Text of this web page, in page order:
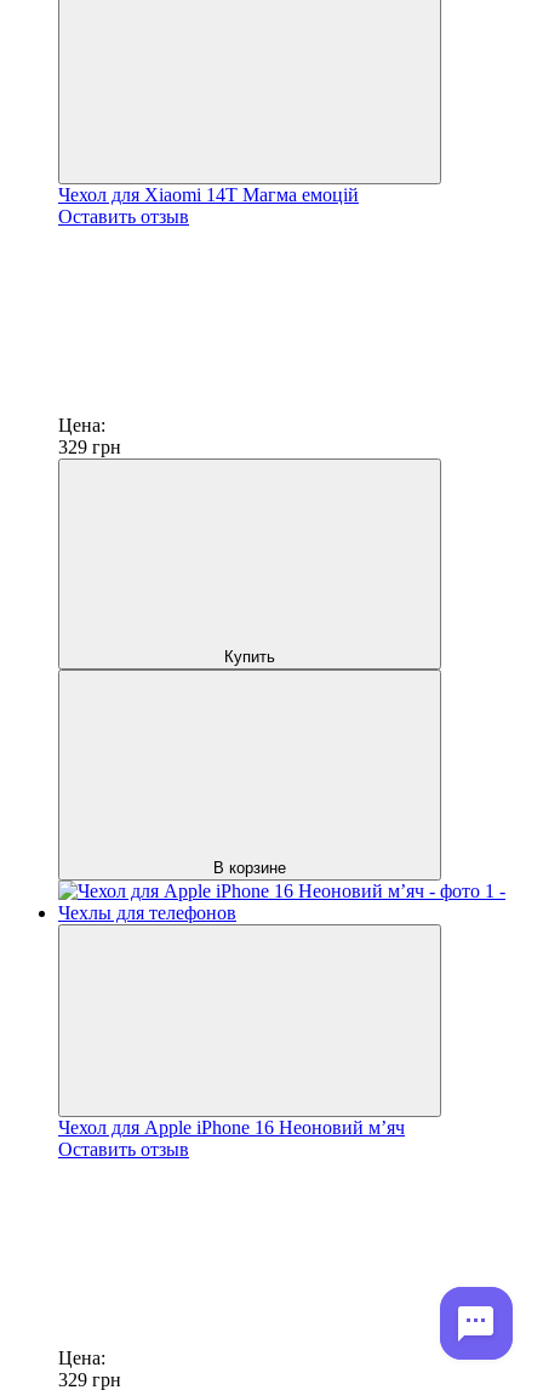
Чехол для Xiaomi 14T Магма емоцій
Оставить отзыв
Цена:
329 грн
Купить
В корзине
Чехол для Apple iPhone 16 Неоновий мʼяч
Оставить отзыв
Цена:
329 грн